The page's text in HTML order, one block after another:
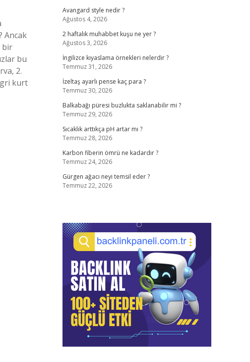
Ancak
bir
bu
2.
gri kurt
Avangard style nedir ?
Ağustos 4, 2026
2 haftalık muhabbet kuşu ne yer ?
Ağustos 3, 2026
İngilizce kıyaslama örnekleri nelerdir ?
Temmuz 31, 2026
İzeltaş ayarlı pense kaç para ?
Temmuz 30, 2026
Balkabağı püresi buzlukta saklanabilir mi ?
Temmuz 29, 2026
Sıcaklık arttıkça pH artar mı ?
Temmuz 28, 2026
Karbon fiberin ömrü ne kadardır ?
Temmuz 24, 2026
Gürgen ağacı neyi temsil eder ?
Temmuz 22, 2026